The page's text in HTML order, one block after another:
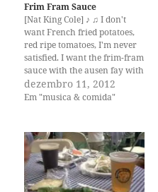
Frim Fram Sauce
[Nat King Cole] ♪ ♫ I don't
want French fried potatoes,
red ripe tomatoes, I'm never
satisfied. I want the frim-fram
sauce with the ausen fay with
chafafah on the side. I don't
want pork chops and bacon,
frim-fram sauce with…
dezembro 11, 2012
Em "musica & comida"